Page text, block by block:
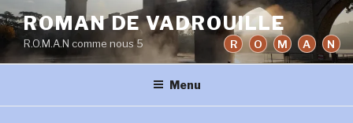
Aller
au
contenu
principal
ROMAN DE VADROUILLE
R.O.M.A.N comme nous 5
Menu
R O M A N